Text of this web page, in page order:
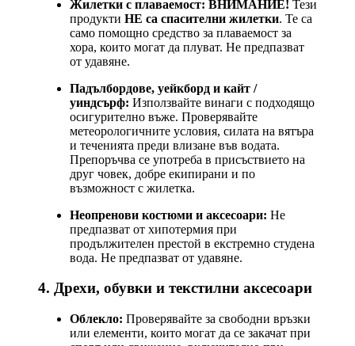
Жилетки с плаваемост: ВНИМАНИЕ! Тези
продукти НЕ са спасителни жилетки. Те са
само помощно средство за плаваемост за
хора, които могат да плуват. Не предпазват
от удавяне.
Падълбордове, уейкборд и кайт /
уиндсърф: Използвайте винаги с подходящо
осигурително въже. Проверявайте
метеорологичните условия, силата на вятъра
и теченията преди влизане във водата.
Препоръчва се употреба в присъствието на
друг човек, добре екипирани и по
възможност с жилетка.
Неопренови костюми и аксесоари: Не
предпазват от хипотермия при
продължителен престой в екстремно студена
вода. Не предпазват от удавяне.
4. Дрехи, обувки и текстилни аксесоари
Облекло: Проверявайте за свободни връзки
или елементи, които могат да се закачат при